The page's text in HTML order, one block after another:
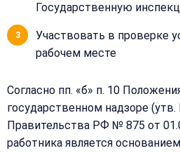
Государственную
Участвовать в проверке
рабочем месте
Согласно пп. «б» п. 10
государственном надзоре
Правительства РФ № 875 от
работника является